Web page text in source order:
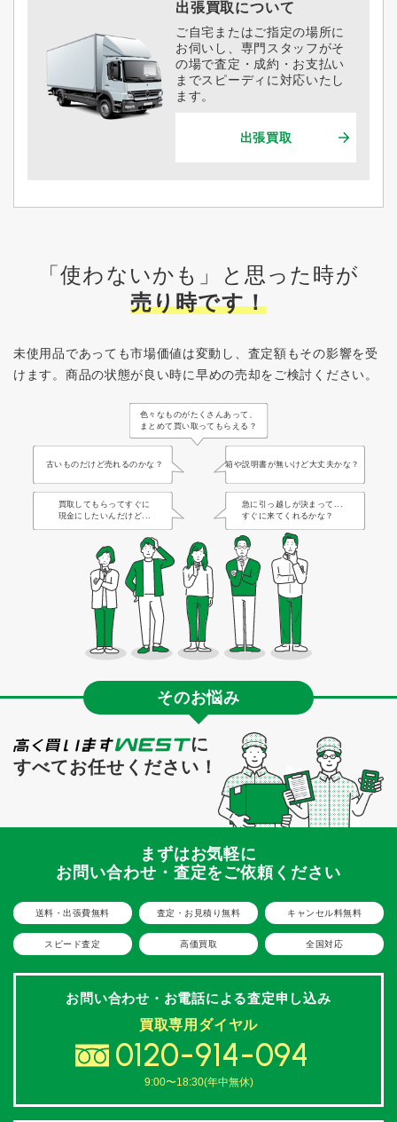
出張買取について
ご自宅またはご指定の場所に
お伺いし、専門スタッフがそ
の場で査定・成約・お支払い
までスピーディに対応いたし
ます。
出張買取
「使わないかも」と思った時が
売り時です！
未使用品であっても市場価値は変動し、査定額もその影響を受
けます。 商品の状態が良い時に早めの売却をご検討ください。
色々なものがたくさんあって、
まとめて買い取ってもらえる？
古いものだけど売れるのかな？ 箱や説明書が無いけど大丈夫かな？
買取してもらってすぐに
現金にしたいんだけど...
急に引っ越しが決まって...
すぐに来てくれるかな？
そのお悩み
に
すべてお任せください！
まずはお気軽に
お問い合わせ・査定をご依頼ください
送料・出張費無料 査定・お見積り無料 キャンセル料無料
スピード査定 高価買取 全国対応
お問い合わせ・お電話による査定申し込み
買取専用ダイヤル
0120-914-094
9:00〜18:30(年中無休)